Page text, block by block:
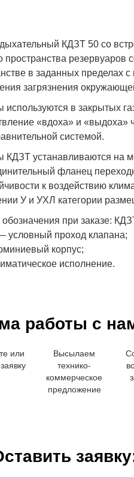
КДЗТ 50 со
пространства
в заданных пределах
загрязнения
используются в закрытых
«вдоха» и «выдоха»
системой.
КДЗТ устанавливаются на
фланец
к воздействию
У и УХЛ категории
при заказе:
условный проход клапана;
корпус;
исполнение.
работы с
или
Высылаем
технико-
коммерческое
предложение